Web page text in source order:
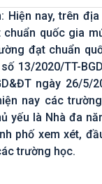
Hiện nay, trên
quốc gia
đạt chuẩn
13/2020/TT-
ngày 26/5/
nay các
yếu là Nhà đa
phố xem xét,
trường học.